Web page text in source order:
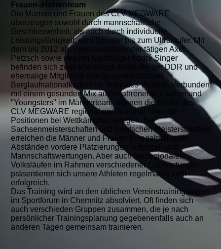
Frauen-/Herrenteam
Die Männer und Frauen des CLV MEGWARE
überzeugen sowohl durch mannschaftliche
Geschlossenheit, als auch durch individuelle
Leistungsfähigkeit, vom Sprinter bis zum Ultraläufer. Mit
dem bis 2012 als Vereinsvorsitzender tätigen Axel
Petzsch sowie dessen Nachfolger André Singer
befinden sich zwei ehemalige Topläufer der DDR und
ehemalige Mitglieder des gesamtdeutschen
Berglaufnationalkaders im Team des Vereins. Verbunden
mit einem gesunden Mix aus erfahreneren Läufern und
"Youngsters" im Männerteam, können die Läufer des
CLV MEGWARE regional und national führende
Positionen bei Wettkämpfen belegen. Bei
Sachsenmeisterschaften und Deutschen Meisterschaften
erreichen die Männer und Frauen in regelmäßigen
Abständen vordere Platzierungen in Einzel- und
Mannschaftswertungen. Aber auch bei regionalen
Volksläufen im Rahmen verschiedener Cupwertungen
präsentieren sich unsere Athleten regelmäßig sehr
erfolgreich.
Das Training wird an den üblichen Vereinstrainingstagen
im Sportforum in Chemnitz absolviert. Oft finden sich
auch verschieden Gruppen zusammen, die je nach
persönlicher Trainingsplanung gegebenenfalls auch an
anderen Tagen gemeinsam trainieren.